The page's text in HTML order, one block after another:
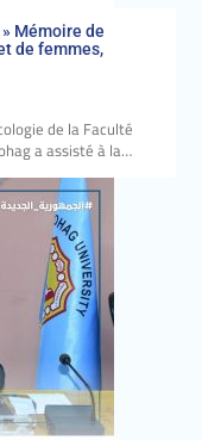
Mémoire de
de femmes,
de la Faculté
a assisté à la…